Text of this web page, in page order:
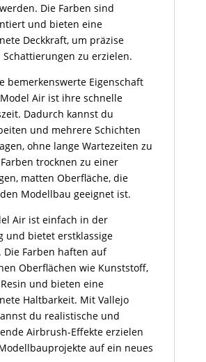
Die Farben sind
und bieten eine
Deckkraft, um präzise
Schattierungen zu erzielen.
bemerkenswerte Eigenschaft
Air ist ihre schnelle
Dadurch kannst du
und mehrere Schichten
ohne lange Wartezeiten zu
trocknen zu einer
matten Oberfläche, die
Modellbau geeignet ist.
Air ist einfach in der
und bietet erstklassige
Die Farben haften auf
Oberflächen wie Kunststoff,
und bieten eine
Haltbarkeit. Mit Vallejo
du realistische und
Airbrush-Effekte erzielen
auf ein neues